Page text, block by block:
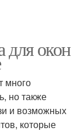
для окон
много
но также
и возможных
которые